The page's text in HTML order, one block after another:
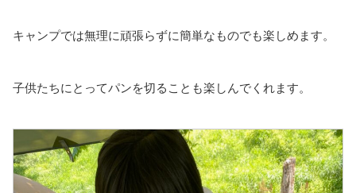
キャンプでは無理に頑張らずに簡単なものでも楽しめます。
子供たちにとってパンを切ることも楽しんでくれます。